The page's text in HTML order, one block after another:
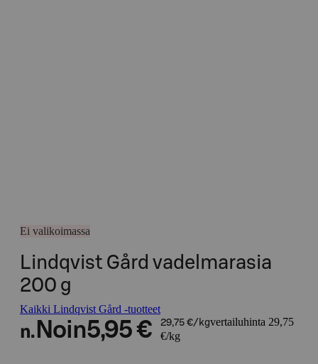
Ei valikoimassa
Lindqvist Gård vadelmarasia
200 g
Kaikki Lindqvist Gård -tuotteet
n. Noin5,95 € 29,75 €/kgvertailuhinta 29,75
€/kg